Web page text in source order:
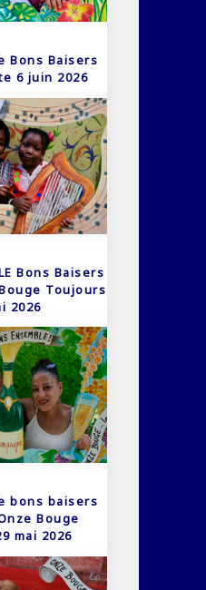
Bons Baisers
6 juin 2026
Bons Baisers
Toujours
2026
bons baisers
Bouge
mai 2026